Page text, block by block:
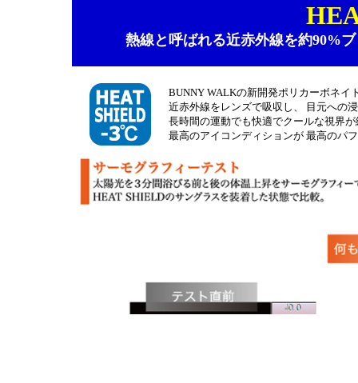
熱線と呼ばれる近赤外線を約90%
BUNNY WALKの新開発ポリカーボネイ
近赤外線をレンズで吸収し、 目元への
長時間の運動でも快適でクールな視界が
最高のアイコンディションが 最高のパ